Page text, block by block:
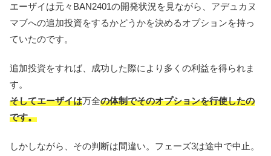
エーザイは元々BAN2401の開発状況を見ながら、アデュカヌ
マブへの追加投資をするかどうかを決めるオプションを持っ
ていたのです。
追加投資をすれば、成功した際により多くの利益を得られま
す。
そしてエーザイは万全の体制でそのオプションを行使したの
です。
しかしながら、その判断は間違い。フェーズ3は途中で中止。